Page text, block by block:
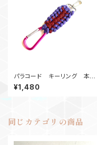
パラコード キーリング 本多
忠勝_RbP
¥1,480
同じカテゴリの商品